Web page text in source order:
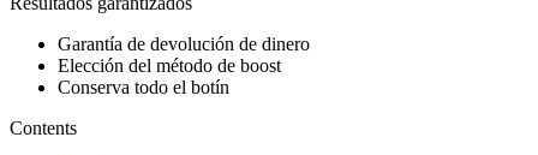
Garantía de devolución de dinero
Elección del método de boost
Conserva todo el botín
Contents